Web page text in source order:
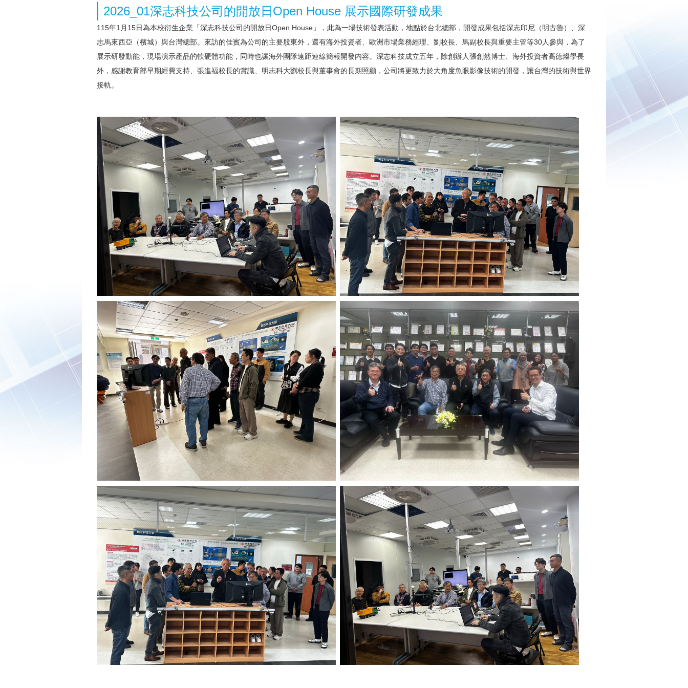
2026_01深志科技公司的開放日Open House 展示國際研發成果
115年1月15日為本校衍生企業「深志科技公司的開放日Open House」，此為一場技術發表活動，地點於台北總部，開發成果包括深志印尼（明古魯）、深
志馬來西亞（檳城）與台灣總部。來訪的佳賓為公司的主要股東外，還有海外投資者、歐洲市場業務經理、劉校長、馬副校長與重要主管等30人參與，為了
展示研發動能，現場演示產品的軟硬體功能，同時也讓海外團隊遠距連線簡報開發内容。深志科技成立五年，除創辦人張創然博士、海外投資者高德燦學長
外，感謝教育部早期經費支持、張進福校長的賞識、明志科大劉校長與董事會的長期照顧，公司將更致力於大角度魚眼影像技術的開發，讓台灣的技術與世界
接軌。